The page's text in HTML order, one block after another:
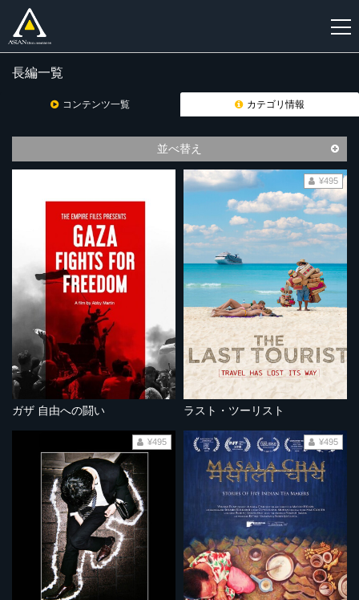
登
長編一覧
コンテンツ一覧 カテゴリ情報
並べ替え
ガザ 自由への闘い ラスト・ツーリスト
¥495
¥495 ¥495